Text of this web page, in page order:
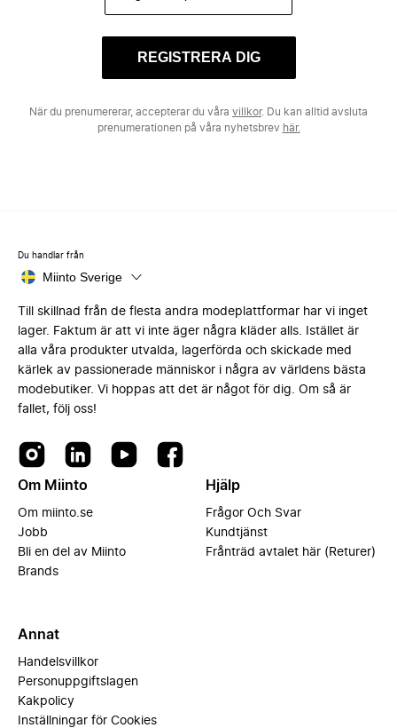
REGISTRERA DIG
När du prenumererar, accepterar du våra villkor. Du kan alltid avsluta
prenumerationen på våra nyhetsbrev här.
Du handlar från
Miinto Sverige
Till skillnad från de flesta andra modeplattformar har vi inget
lager. Faktum är att vi inte äger några kläder alls. Istället är
alla våra produkter utvalda, lagerförda och skickade med
kärlek av passionerade människor i några av världens bästa
modebutiker. Vi hoppas att det är något för dig. Om så är
fallet, följ oss!
Om Miinto
Om miinto.se
Jobb
Bli en del av Miinto
Brands
Hjälp
Frågor Och Svar
Kundtjänst
Frånträd avtalet här (Returer)
Annat
Handelsvillkor
Personuppgiftslagen
Kakpolicy
Inställningar för Cookies